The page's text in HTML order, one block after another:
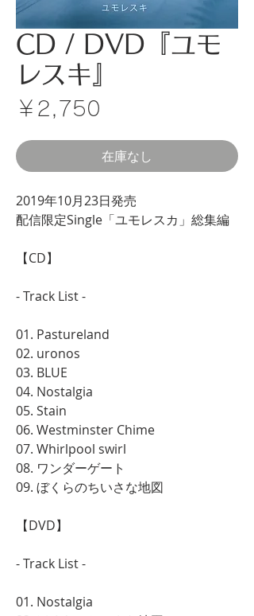
CD / DVD『ユモ
レスキ』
￥2,750
在庫なし
2019年10月23日発売
配信限定Single「ユモレスカ」総集編
【CD】
- Track List -
01. Pastureland
02. uronos
03. BLUE
04. Nostalgia
05. Stain
06. Westminster Chime
07. Whirlpool swirl
08. ワンダーゲート
09. ぼくらのちいさな地図
【DVD】
- Track List -
01. Nostalgia